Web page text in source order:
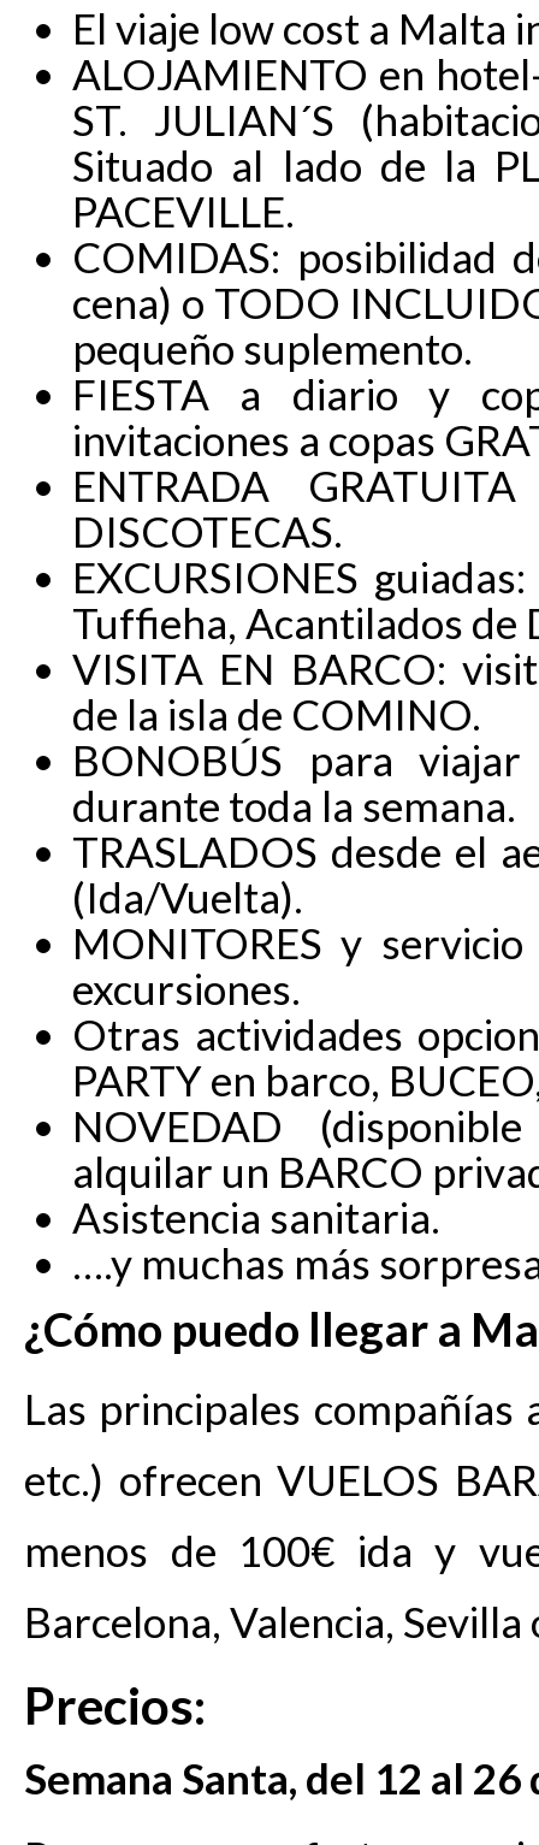
El viaje low cost a Malta
ALOJAMIENTO en
ST. JULIAN´S
Situado al lado de la
PACEVILLE.
COMIDAS: posibilidad
cena) o TODO
pequeño suplemento.
FIESTA a diario y
invitaciones a copas
ENTRADA
DISCOTECAS.
EXCURSIONES
Tuffieha, Acantilados de
VISITA EN BARCO:
de la isla de COMINO.
BONOBÚS para
durante toda la semana.
TRASLADOS desde el
(Ida/Vuelta).
MONITORES y
excursiones.
Otras actividades
PARTY en barco,
NOVEDAD
alquilar un BARCO
Asistencia sanitaria.
….y muchas más
¿Cómo puedo llegar a
Las principales compañías
etc.) ofrecen VUELOS
menos de 100€ ida y
Barcelona, Valencia, Sevilla
Precios:
Semana Santa, del 12 al 26